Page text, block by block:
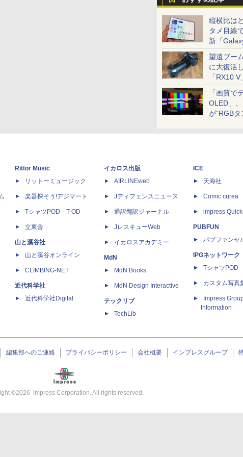
縦横比は
タメ目線
新「
望遠ブー
に大復活
「RX10 V」
「画質で
OLED」
が“RGB
Rittor Music
リットーミュージック
楽器探そう!デジマート
TシャツPOD T-OD
立東舎
山と溪谷社
山と溪谷オンライン
CLIMBING-NET
近代科学社
近代科学社Digital
イカロス出版
AIRLINEweb
Jディフェンスニュース
通訳翻訳ジャーナル
JレスキューWeb
イカロスアカデミー
MdN
MdN Books
MdN Design Interactive
テックリブ
TechLib
ICE
天海社
Comic curea
impress
PUBFUN
パブファンセ
IPGネットワーク
TシャツPOD
カスタム写
Impress
Information
編集部へのご連絡 プライバシーポリシー 会社概要 インプレスグループ
©2026 Impress Corporation. All rights reserved.